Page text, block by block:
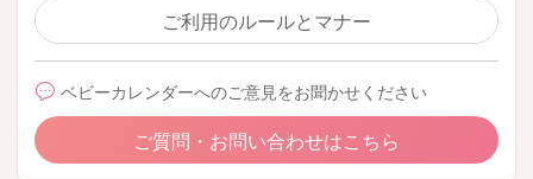
ご利用のルールとマナー
ベビーカレンダーへのご意見をお聞かせください
ご質問・お問い合わせはこちら